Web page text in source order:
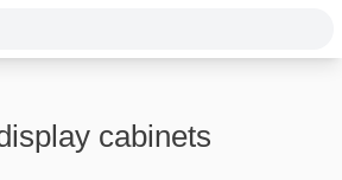
cabinets